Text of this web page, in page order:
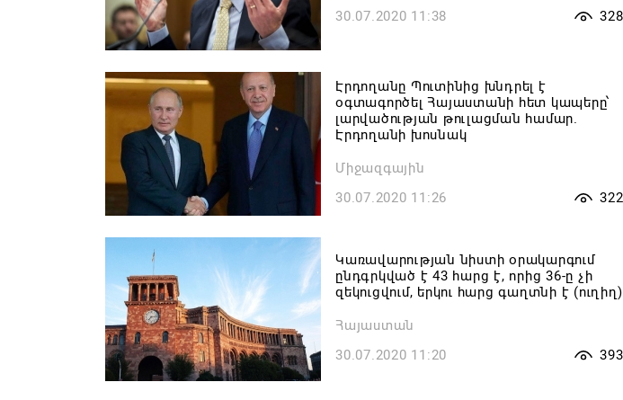
30.07.2020 11:38
Էրդողանը Պուտինից խնդրել է
օգտագործել Հայաստանի հետ կապերը՝
լարվածության թուլացման համար.
Էրդողանի խոսնակ
Միջազգային
30.07.2020 11:26
Կառավարության նիստի օրակարգում
ընդգրկված է 43 հարց է, որից 36-ը չի
զեկուցվում, երկու հարց գաղտնի է (ուղիղ)
Հայաստան
30.07.2020 11:20